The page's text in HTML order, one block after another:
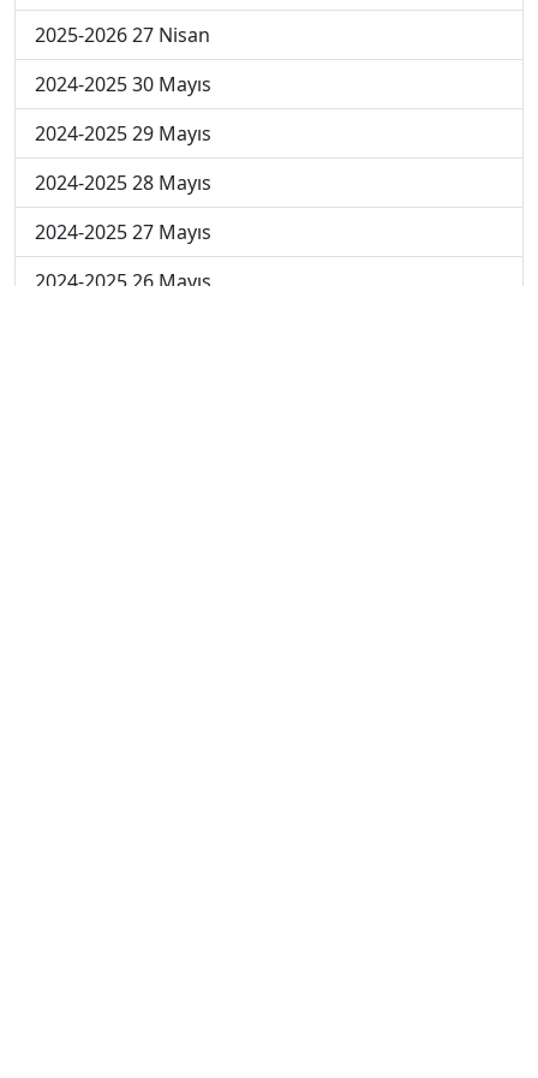
2025-2026 27 Nisan
2024-2025 30 Mayıs
2024-2025 29 Mayıs
2024-2025 28 Mayıs
2024-2025 27 Mayıs
2024-2025 26 Mayıs